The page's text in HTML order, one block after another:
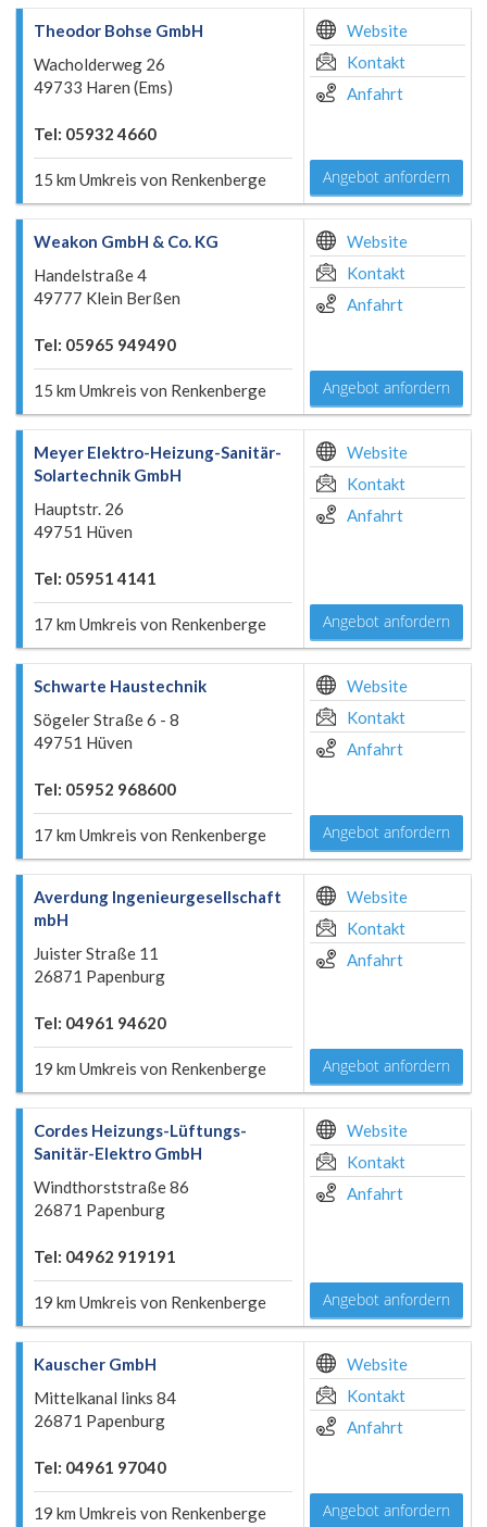
Theodor Bohse GmbH
Wacholderweg 26
49733 Haren (Ems)
Tel: 05932 4660
15 km Umkreis von Renkenberge
Website
Kontakt
Anfahrt
Angebot anfordern
Weakon GmbH & Co. KG
Handelstraße 4
49777 Klein Berßen
Tel: 05965 949490
15 km Umkreis von Renkenberge
Website
Kontakt
Anfahrt
Angebot anfordern
Meyer Elektro-Heizung-Sanitär-
Solartechnik GmbH
Hauptstr. 26
49751 Hüven
Tel: 05951 4141
17 km Umkreis von Renkenberge
Website
Kontakt
Anfahrt
Angebot anfordern
Schwarte Haustechnik
Sögeler Straße 6 - 8
49751 Hüven
Tel: 05952 968600
17 km Umkreis von Renkenberge
Website
Kontakt
Anfahrt
Angebot anfordern
Averdung Ingenieurgesellschaft
mbH
Juister Straße 11
26871 Papenburg
Tel: 04961 94620
19 km Umkreis von Renkenberge
Website
Kontakt
Anfahrt
Angebot anfordern
Cordes Heizungs-Lüftungs-
Sanitär-Elektro GmbH
Windthorststraße 86
26871 Papenburg
Tel: 04962 919191
19 km Umkreis von Renkenberge
Website
Kontakt
Anfahrt
Angebot anfordern
Kauscher GmbH
Mittelkanal links 84
26871 Papenburg
Tel: 04961 97040
19 km Umkreis von Renkenberge
Website
Kontakt
Anfahrt
Angebot anfordern